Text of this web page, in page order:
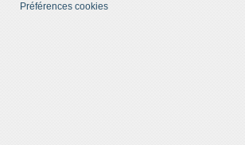
Préférences cookies